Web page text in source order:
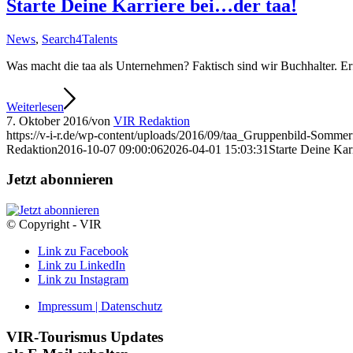
Starte Deine Karriere bei…der taa!
News, Search4Talents
Was macht die taa als Unternehmen? Faktisch sind wir Buchhalter.
Weiterlesen
7. Oktober 2016/von VIR Redaktion
https://v-i-r.de/wp-content/uploads/2016/09/taa_Gruppenbild-
Redaktion2016-10-07 09:00:062026-04-01 15:03:31 Starte Deine
Jetzt abonnieren
© Copyright - VIR
Link zu Facebook
Link zu LinkedIn
Link zu Instagram
Impressum | Datenschutz
VIR-Tourismus Updates